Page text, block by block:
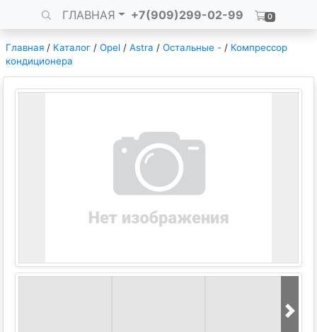
ГЛАВНАЯ +7(909)299-02-99 0
Главная / Каталог / Opel / Astra / Остальные - / Компрессор
кондиционера